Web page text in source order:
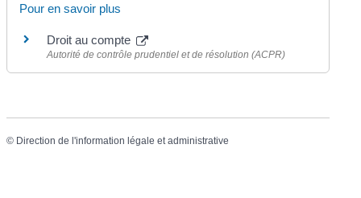
Pour en savoir plus
Droit au compte
Autorité de contrôle prudentiel et de résolution (ACPR)
© Direction de l'information légale et administrative